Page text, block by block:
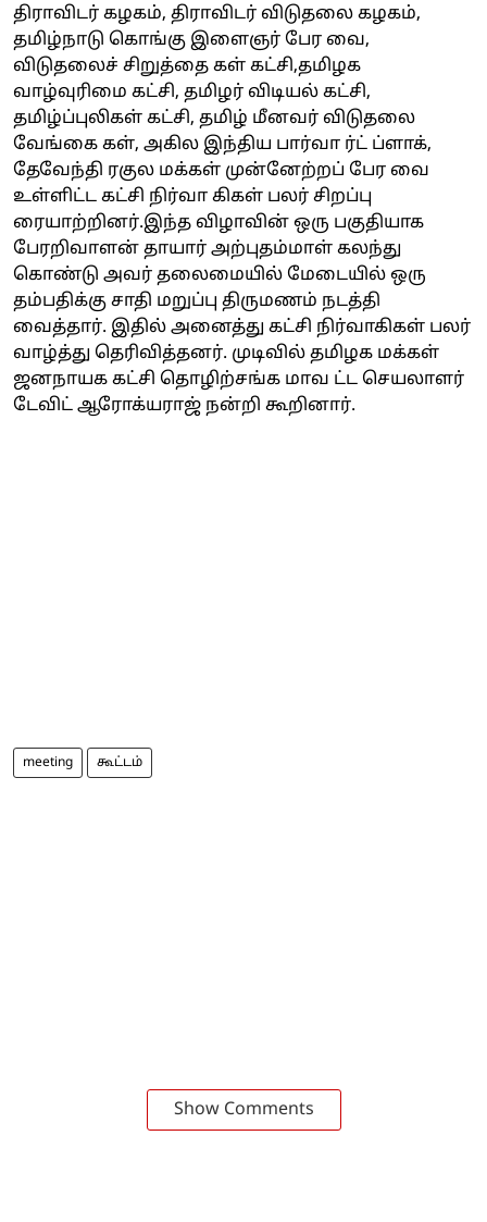
திராவிடர் கழகம், திராவிடர் விடுதலை கழகம்,
தமிழ்நாடு கொங்கு இளைஞர் பேர வை,
விடுதலைச் சிறுத்தை கள் கட்சி,தமிழக
வாழ்வுரிமை கட்சி, தமிழர் விடியல் கட்சி,
தமிழ்ப்புலிகள் கட்சி, தமிழ் மீனவர் விடுதலை
வேங்கை கள், அகில இந்திய பார்வா ர்ட் ப்ளாக்,
தேவேந்தி ரகுல மக்கள் முன்னேற்றப் பேர வை
உள்ளிட்ட கட்சி நிர்வா கிகள் பலர் சிறப்பு
ரையாற்றினர்.இந்த விழாவின் ஒரு பகுதியாக
பேரறிவாளன் தாயார் அற்புதம்மாள் கலந்து
கொண்டு அவர் தலைமையில் மேடையில் ஒரு
தம்பதிக்கு சாதி மறுப்பு திருமணம் நடத்தி
வைத்தார். இதில் அனைத்து கட்சி நிர்வாகிகள் பலர்
வாழ்த்து தெரிவித்தனர். முடிவில் தமிழக மக்கள்
ஜனநாயக கட்சி தொழிற்சங்க மாவ ட்ட செயலாளர்
டேவிட் ஆரோக்யராஜ் நன்றி கூறினார்.
meeting கூட்டம்
Show Comments